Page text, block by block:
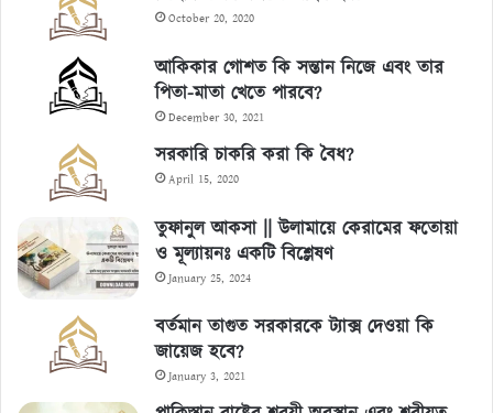
October 20, 2020
আকিকার গোশত কি সন্তান নিজে এবং তার
পিতা-মাতা খেতে পারবে?
December 30, 2021
সরকারি চাকরি করা কি বৈধ?
April 15, 2020
তুফানুল আকসা || উলামায়ে কেরামের ফতোয়া
ও মূল্যায়নঃ একটি বিশ্লেষণ
January 25, 2024
বর্তমান তাগুত সরকারকে ট্যাক্স দেওয়া কি
জায়েজ হবে?
January 3, 2021